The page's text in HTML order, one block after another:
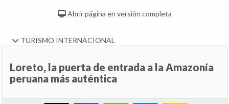
Abrir página en versión completa
TURISMO INTERNACIONAL
Loreto, la puerta de entrada a la Amazonía
peruana más auténtica